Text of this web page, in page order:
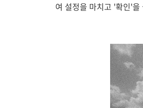
여 설정을 마치고 '확인'